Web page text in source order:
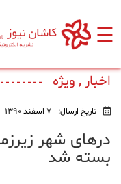
☰
اصلی
فرهنگ
اخبار , ویژه
تاریخ ارسال: 7 اسفند 1390
درهای شهر
بسته شد